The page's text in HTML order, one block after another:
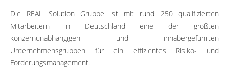
Die REAL Solution Gruppe ist mit rund 250 qualifizierten
Mitarbeitern in Deutschland eine der größten
konzernunabhängigen und inhabergeführten
Unternehmensgruppen für ein effizientes Risiko- und
Forderungsmanagement.